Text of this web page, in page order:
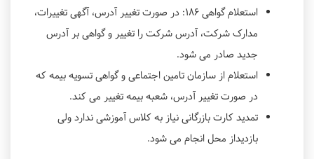
استعلام گواهی 186: در صورت تغییر آدرس، آگهی تغییرات،
مدارک شرکت، آدرس شرکت را تغيير و گواهی بر آدرس
جدید صادر می شود.
استعلام از سازمان تامين اجتماعی و گواهی تسویه بیمه که
در صورت تغییر آدرس، شعبه بیمه تغییر می کند.
تمدید کارت بازرگانی نیاز به کلاس آموزشی ندارد ولی
بازدیداز محل انجام می شود.